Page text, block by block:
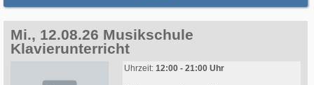
Mi., 12.08.26 Musikschule
Klavierunterricht
Uhrzeit: 12:00 - 21:00 Uhr